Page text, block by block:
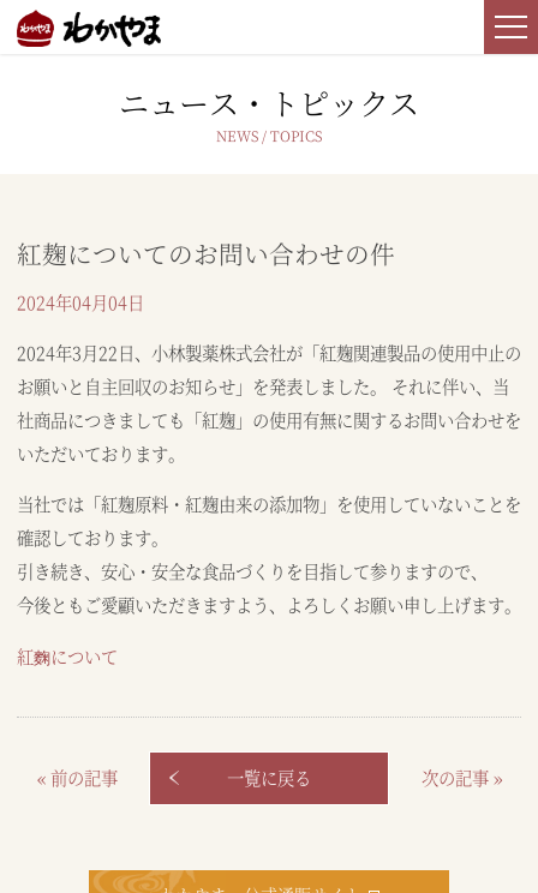
ニュース・トピックス
紅麹についてのお問い合わせの件
2024年04月04日
2024年3月22日、小林製薬株式会社が「紅麹関連製品の使用中止の
お願いと自主回収のお知らせ」を発表しました。 それに伴い、当
社商品につきましても「紅麹」の使用有無に関するお問い合わせを
いただいております。
当社では「紅麹原料・紅麹由来の添加物」を使用していないことを
確認しております。
引き続き、安心・安全な食品づくりを目指して参りますので、
今後ともご愛顧いただきますよう、よろしくお願い申し上げます。
紅麴について
« 前の記事 一覧に戻る 次の記事 »